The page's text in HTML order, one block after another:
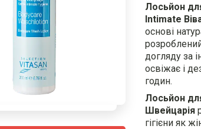
Лосьйон
Intimate
основі
догляду за
освіжає і
годин.
Лосьйон для
Швейцарія
гігієни як